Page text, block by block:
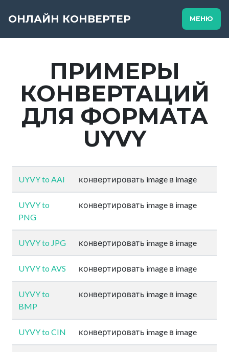
ОНЛАЙН КОНВЕРТЕР МЕНЮ
ПРИМЕРЫ
КОНВЕРТАЦИЙ
ДЛЯ ФОРМАТА
UYVY
UYVY to AAI конвертировать image в image
UYVY to
PNG
конвертировать image в image
UYVY to JPG конвертировать image в image
UYVY to AVS конвертировать image в image
UYVY to
BMP
конвертировать image в image
UYVY to CIN конвертировать image в image